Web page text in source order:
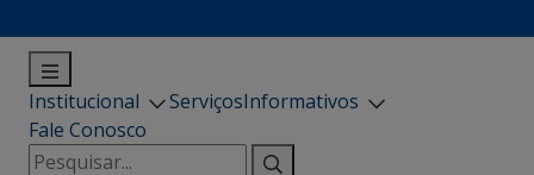
Institucional ServiçosInformativos
Fale Conosco
Pesquisar